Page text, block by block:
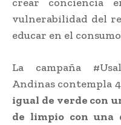
vulnerabilidad del
educar en el
La campaña
Andinas contempla 4
igual de verde con
de limpio con una